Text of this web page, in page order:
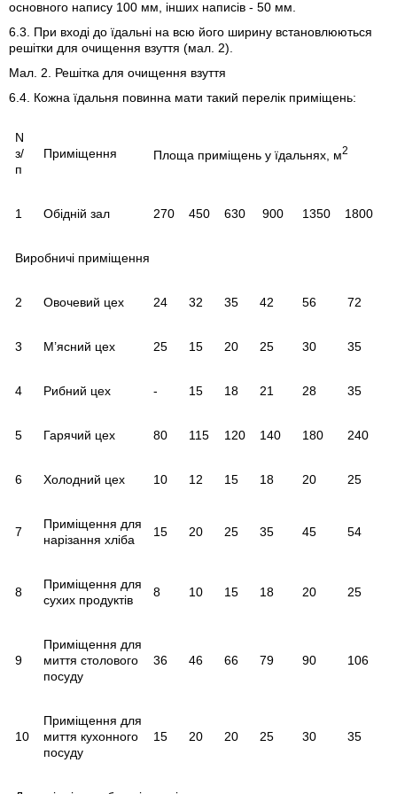
основного напису 100 мм, інших написів - 50 мм.
6.3. При вході до їдальні на всю його ширину встановлюються
решітки для очищення взуття (мал. 2).
Мал. 2. Решітка для очищення взуття
6.4. Кожна їдальня повинна мати такий перелік приміщень:
N
з/
п
Приміщення Площа приміщень у їдальнях, м2
1 Обідній зал 270 450 630 900 1350 1800
Виробничі приміщення
2 Овочевий цех 24 32 35 42 56 72
3 М’ясний цех 25 15 20 25 30 35
4 Рибний цех - 15 18 21 28 35
5 Гарячий цех 80 115 120 140 180 240
6 Холодний цех 10 12 15 18 20 25
7
Приміщення для
нарізання хліба
15 20 25 35 45 54
8
Приміщення для
сухих продуктів
8 10 15 18 20 25
9
Приміщення для
миття столового
посуду
36 46 66 79 90 106
10
Приміщення для
миття кухонного
посуду
15 20 20 25 30 35